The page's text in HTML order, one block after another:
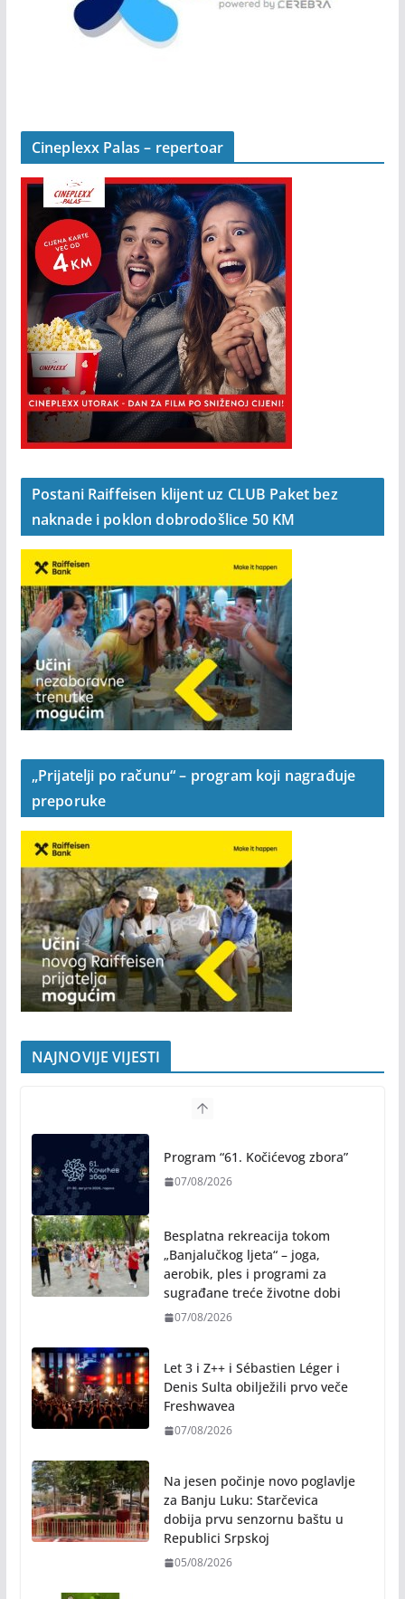
Cineplexx Palas – repertoar
Postani Raiffeisen klijent uz CLUB Paket bez
naknade i poklon dobrodošlice 50 KM
„Prijatelji po računu“ – program koji nagrađuje
preporuke
NAJNOVIJE VIJESTI
Program “61. Kočićevog zbora”
07/08/2026
Besplatna rekreacija tokom
„Banjalučkog ljeta“ – joga,
aerobik, ples i programi za
sugrađane treće životne dobi
07/08/2026
Let 3 i Z++ i Sébastien Léger i
Denis Sulta obilježili prvo veče
Freshwavea
07/08/2026
Na jesen počinje novo poglavlje
za Banju Luku: Starčevica
dobija prvu senzornu baštu u
Republici Srpskoj
05/08/2026